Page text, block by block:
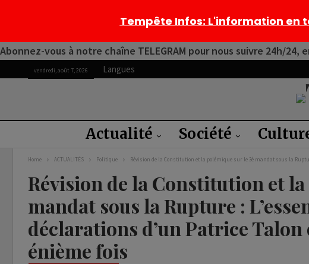
Abonnez-vous à notre chaîne TELEGRAM pour nous suivre 24h/24,
vendredi, août 7, 2026 Langues
Actualité Société
Home ACTUALITÉS Politique Révision de la Constitution et la polémique sur le 3è mandat sous la
Révision de la Constitution et
mandat sous la Rupture :
déclarations d’un Patrice
énième fois
Tempête Infos: L'information en